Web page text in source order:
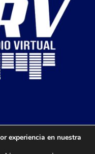
experiencia en nuestra